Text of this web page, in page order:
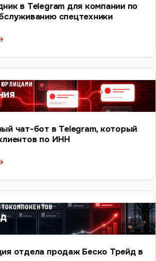
в Telegram для компании по
спецтехники
чат-бот в Telegram, который
по ИНН
отдела продаж Беско Трейд в